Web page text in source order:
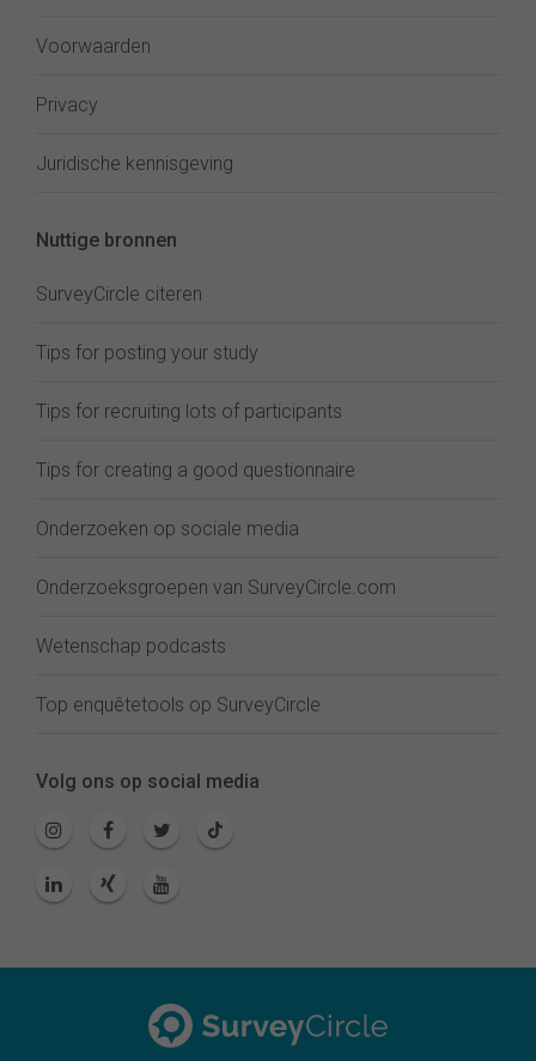
Voorwaarden
Privacy
Juridische kennisgeving
Nuttige bronnen
SurveyCircle citeren
Tips for posting your study
Tips for recruiting lots of participants
Tips for creating a good questionnaire
Onderzoeken op sociale media
Onderzoeksgroepen van SurveyCircle.com
Wetenschap podcasts
Top enquêtetools op SurveyCircle
Volg ons op social media